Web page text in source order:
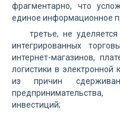
фрагментарно, что
единое информационное
третье, не
интегрированных
интернет-магазинов,
логистики в электронной
из причин
инвестиций;